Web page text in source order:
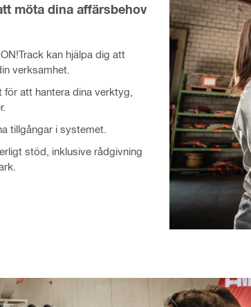
möta dina affärsbehov
kan hjälpa dig att
verksamhet.
att hantera dina verktyg,
tillgångar i systemet.
stöd, inklusive rådgivning